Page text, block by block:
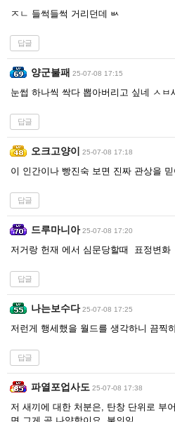
ㅈㄴ 들썩들썩 거리던데 ㅄ
답글
양군불패 25-07-08 17:15
눈썹 하나씩 싹다 뽑아버리고 싶네 ㅅㅂ
답글
오크고양이 25-07-08 17:18
이 인간이나 빵진숙 보면 진짜 관상을
답글
드루마니아 25-07-08 17:20
저거랑 헌재 에서 심문당할때 표정변화
답글
나는보수다 25-07-08 17:25
저런게 행세했을 월드를 생각하니 끔찍
답글
파열포업사도 25-07-08 17:38
저 새끼에 대한 처분은, 탄창 단위로 부